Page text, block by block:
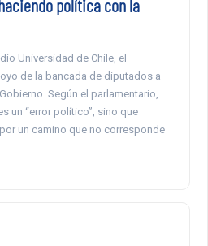
política con la
Universidad de Chile, el
de la bancada de diputados a
Según el parlamentario,
un “error político”, sino que
un camino que no corresponde